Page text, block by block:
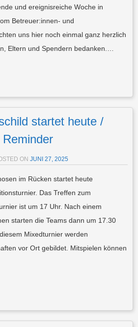
und ereignisreiche Woche in
Betreuer:innen- und
uns hier noch einmal ganz herzlich
Eltern und Spendern bedanken.…
startet heute /
Reminder
ON JUNI 27, 2025
im Rücken startet heute
Das Treffen zum
ist um 17 Uhr. Nach einem
starten die Teams dann um 17.30
Mixedturnier werden
vor Ort gebildet. Mitspielen können